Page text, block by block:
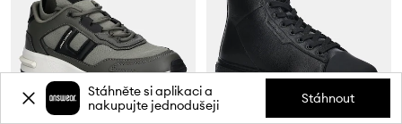
Stáhněte si aplikaci a
nakupujte jednodušeji
Stáhnout